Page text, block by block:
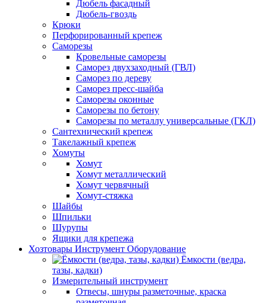
Дюбель фасадный
Дюбель-гвоздь
Крюки
Перфорированный крепеж
Саморезы
Кровельные саморезы
Саморез двухзаходный (ГВЛ)
Саморез по дереву
Саморез пресс-шайба
Саморезы оконные
Саморезы по бетону
Саморезы по металлу универсальные (ГКЛ)
Сантехнический крепеж
Такелажный крепеж
Хомуты
Хомут
Хомут металлический
Хомут червячный
Хомут-стяжка
Шайбы
Шпильки
Шурупы
Ящики для крепежа
Хозтовары Инструмент Оборудование
Ёмкости (ведра,
тазы, кадки)
Измерительный инструмент
Отвесы, шнуры разметочные, краска